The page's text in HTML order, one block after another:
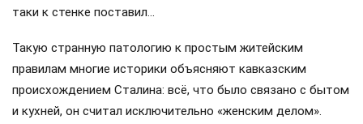
таки к стенке поставил…
Такую странную патологию к простым житейским
правилам многие историки объясняют кавказским
происхождением Сталина: всё, что было связано с бытом
и кухней, он считал исключительно «женским делом».